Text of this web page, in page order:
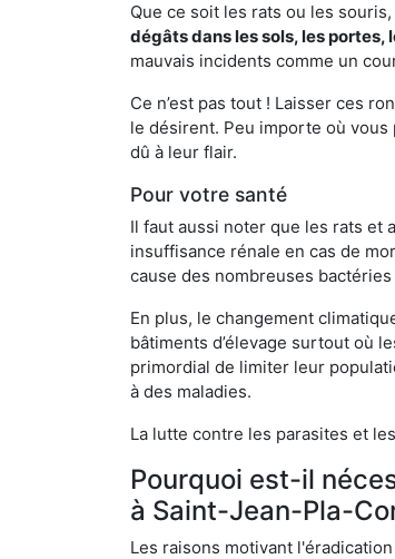
Que ce soit les rats ou les
dégâts dans les sols, les portes,
mauvais incidents comme un
Ce n’est pas tout ! Laisser ces
le désirent. Peu importe où
dû à leur flair.
Pour votre santé
Il faut aussi noter que les rats et
insuffisance rénale en cas de
cause des nombreuses bactéries
En plus, le changement
bâtiments d’élevage surtout où
primordial de limiter leur
à des maladies.
La lutte contre les parasites et
Pourquoi est-il
à Saint-Jean-Pla-
Les raisons motivant